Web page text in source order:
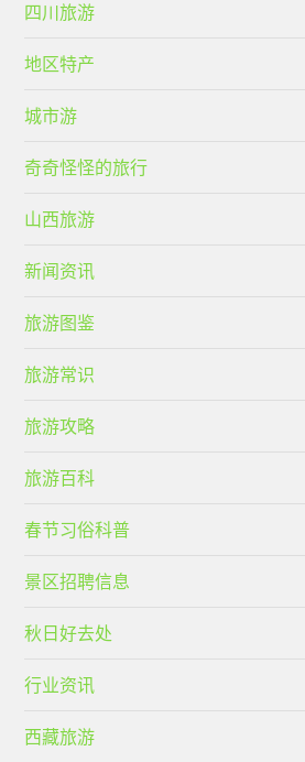
四川旅游
地区特产
城市游
奇奇怪怪的旅行
山西旅游
新闻资讯
旅游图鉴
旅游常识
旅游攻略
旅游百科
春节习俗科普
景区招聘信息
秋日好去处
行业资讯
西藏旅游